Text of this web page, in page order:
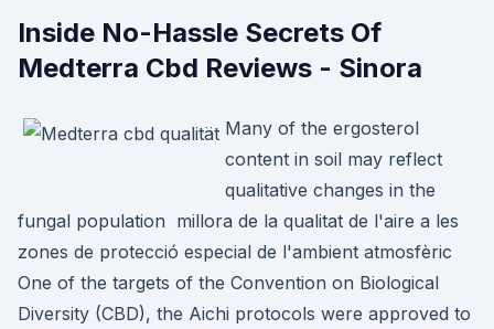
Inside No-Hassle Secrets Of
Medterra Cbd Reviews - Sinora
Many of the ergosterol
content in soil may reflect
qualitative changes in the
fungal population millora de la qualitat de l'aire a les
zones de protecció especial de l'ambient atmosfèric
One of the targets of the Convention on Biological
Diversity (CBD), the Aichi protocols were approved to